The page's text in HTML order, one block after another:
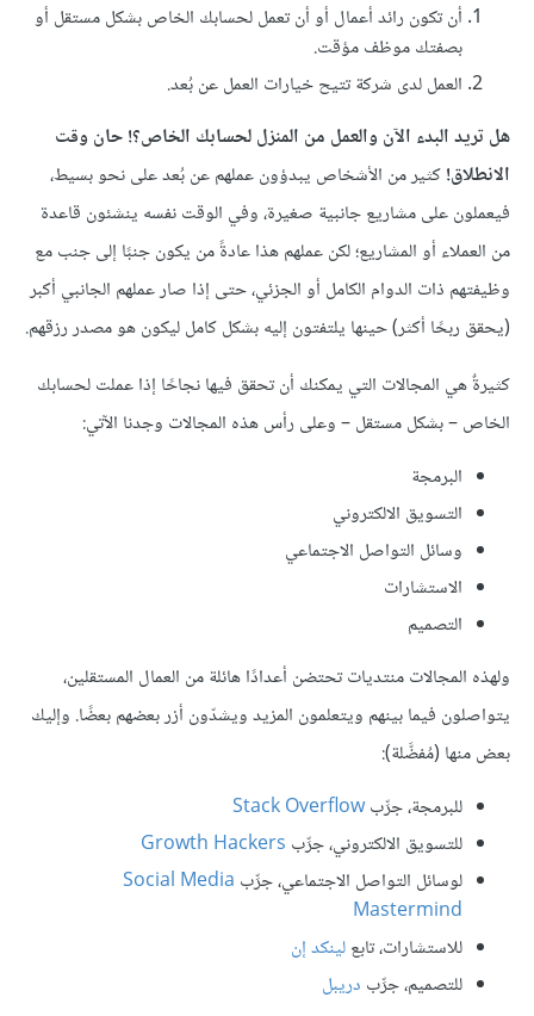
أن تكون رائد أعمال أو أن تعمل لحسابك الخاص بشكل مستقل أو
بصفتك موظف مؤقت.
العمل لدى شركة تتيح خيارات العمل عن بُعد.
هل تريد البدء الآن والعمل من المنزل لحسابك الخاص؟! حان وقت
الانطلاق!كثير من الأشخاص يبدؤون عملهم عن بُعد على نحو بسيط،
فيعملون على مشاريع جانبية صغيرة، وفي الوقت نفسه ينشئون قاعدة
من العملاء أو المشاريع؛ لكن عملهم هذا عادةً من يكون جنبًا إلى جنب مع
وظيفتهم ذات الدوام الكامل أو الجزئي، حتى إذا صار عملهم الجانبي أكبر
(يحقق ربحًا أكثر) حينها يلتفتون إليه بشكل كامل ليكون هو مصدر رزقهم.
كثيرةٌ هي المجالات التي يمكنك أن تحقق فيها نجاحًا إذا عملت لحسابك
الخاص – بشكل مستقل – وعلى رأس هذه المجالات وجدنا الآتي:
البرمجة
التسويق الالكتروني
وسائل التواصل الاجتماعي
الاستشارات
التصميم
ولهذه المجالات منتديات تحتضن أعدادًا هائلة من العمال المستقلين،
يتواصلون فيما بينهم ويتعلمون المزيد ويشدّون أزر بعضهم بعضًا. وإليك
بعض منها (مُفضَّلة):
للبرمجة، جرِّبStack Overflow
للتسويق الالكتروني، جرِّب Growth Hackers
لوسائل التواصل الاجتماعي، جرِّب Social Media
Mastermind
للاستشارات، تابعلينكد إن
للتصميم، جرِّب دريبل